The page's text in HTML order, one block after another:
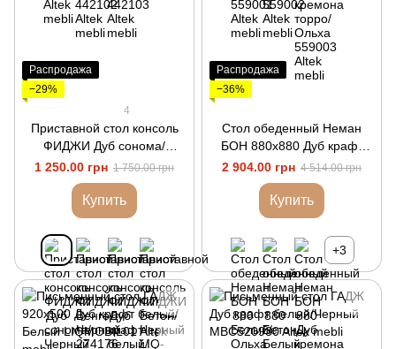
Распродажа
−29%
4
Приставной стол консоль
ФИДЖИ Дуб сонома/
Черный
1 250.00 грн 1 750.00 грн
Купить
Распродажа
−36%
Стол обеденный Неман
БОН 880х880 Дуб крафт
белый/Белый
2 904.00 грн 4 514.00 грн
Купить
+3